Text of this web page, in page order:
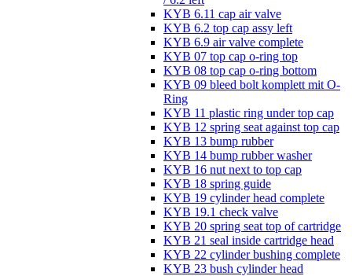
KYB 6.11 cap air valve
KYB 6.2 top cap assy left
KYB 6.9 air valve complete
KYB 07 top cap o-ring top
KYB 08 top cap o-ring bottom
KYB 09 bleed bolt komplett mit O-
Ring
KYB 11 plastic ring under top cap
KYB 12 spring seat against top cap
KYB 13 bump rubber
KYB 14 bump rubber washer
KYB 16 nut next to top cap
KYB 18 spring guide
KYB 19 cylinder head complete
KYB 19.1 check valve
KYB 20 spring seat top of cartridge
KYB 21 seal inside cartridge head
KYB 22 cylinder bushing complete
KYB 23 bush cylinder head